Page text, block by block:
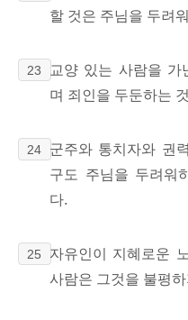
할 것은 주님을 두려
23
교양 있는 사람을 가
며 죄인을 두둔하는
24
군주와 통치자와 권
구도 주님을 두려워
다.
25
자유인이 지혜로운
사람은 그것을 불평